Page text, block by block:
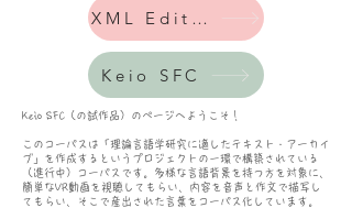
XML Editor
Keio SFC
​Keio SFC（の試作品）のページへようこそ！
このコーパスは「理論言語学研究に適したテキスト・アーカイ
ブ」を作成するというプロジェクトの一環で構築されている
（進行中）コーパスです。 多様な言語背景を持つ方を対象に、
簡単なVR動画を視聴してもらい、内容を音声と作文で描写し
てもらい、そこで産出された言葉をコーパス化しています。